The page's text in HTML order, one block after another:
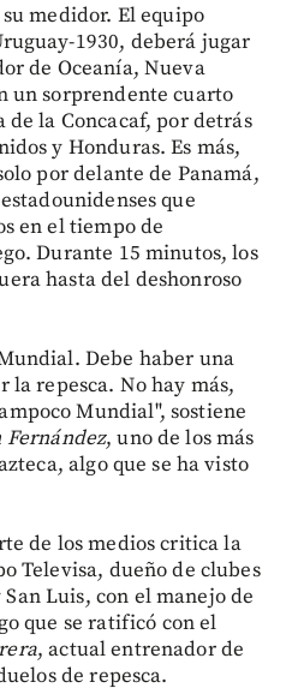
medidor. El equipo
1930, deberá jugar
de Oceanía, Nueva
un sorprendente cuarto
la Concacaf, por detrás
y Honduras. Es más,
por delante de Panamá,
que
en el tiempo de
Durante 15 minutos, los
hasta del deshonroso
Debe haber una
repesca. No hay más,
Mundial", sostiene
Fernández, uno de los más
algo que se ha visto
de los medios critica la
Televisa, dueño de clubes
Luis, con el manejo de
que se ratificó con el
, actual entrenador de
de repesca.